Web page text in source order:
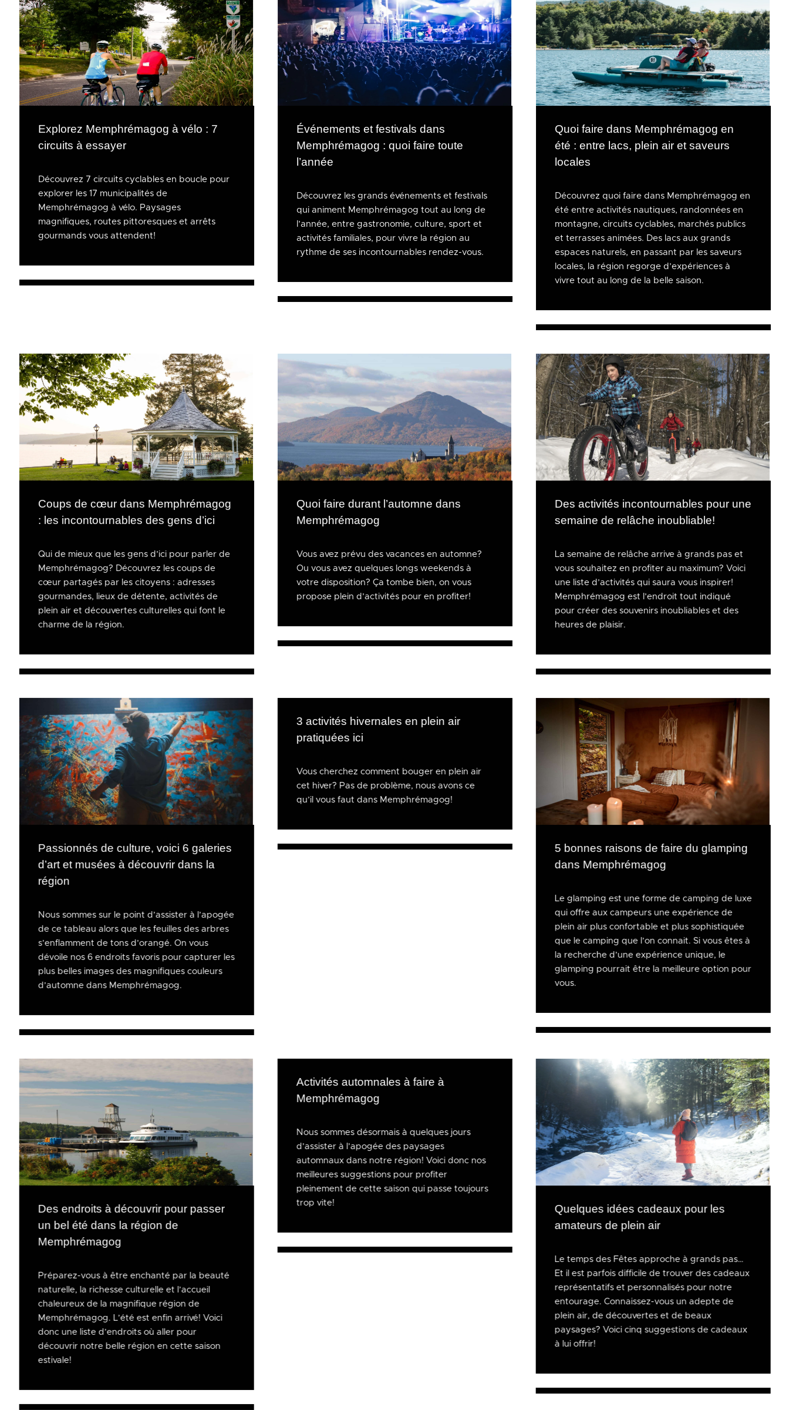
Explorez Memphrémagog à vélo : 7
circuits à essayer
Découvrez 7 circuits cyclables en boucle pour
explorer les 17 municipalités de
Memphrémagog à vélo. Paysages
magnifiques, routes pittoresques et arrêts
gourmands vous attendent!
Événements et festivals dans
Memphrémagog : quoi faire toute
l’année
Découvrez les grands événements et festivals
qui animent Memphrémagog tout au long de
l’année, entre gastronomie, culture, sport et
activités familiales, pour vivre la région au
rythme de ses incontournables rendez-vous.
Quoi faire dans Memphrémagog en
été : entre lacs, plein air et saveurs
locales
Découvrez quoi faire dans Memphrémagog en
été entre activités nautiques, randonnées en
montagne, circuits cyclables, marchés publics
et terrasses animées. Des lacs aux grands
espaces naturels, en passant par les saveurs
locales, la région regorge d’expériences à
vivre tout au long de la belle saison.
Coups de cœur dans Memphrémagog
: les incontournables des gens d’ici
Qui de mieux que les gens d’ici pour parler de
Memphrémagog? Découvrez les coups de
cœur partagés par les citoyens : adresses
gourmandes, lieux de détente, activités de
plein air et découvertes culturelles qui font le
charme de la région.
Quoi faire durant l’automne dans
Memphrémagog
Vous avez prévu des vacances en automne?
Ou vous avez quelques longs weekends à
votre disposition? Ça tombe bien, on vous
propose plein d’activités pour en profiter!
Des activités incontournables pour une
semaine de relâche inoubliable!
La semaine de relâche arrive à grands pas et
vous souhaitez en profiter au maximum? Voici
une liste d’activités qui saura vous inspirer!
Memphrémagog est l’endroit tout indiqué
pour créer des souvenirs inoubliables et des
heures de plaisir.
Passionnés de culture, voici 6 galeries
d’art et musées à découvrir dans la
région
Nous sommes sur le point d’assister à l’apogée
de ce tableau alors que les feuilles des arbres
s’enflamment de tons d’orangé. On vous
dévoile nos 6 endroits favoris pour capturer les
plus belles images des magnifiques couleurs
d’automne dans Memphrémagog.
3 activités hivernales en plein air
pratiquées ici
Vous cherchez comment bouger en plein air
cet hiver? Pas de problème, nous avons ce
qu’il vous faut dans Memphrémagog!
5 bonnes raisons de faire du glamping
dans Memphrémagog
Le glamping est une forme de camping de luxe
qui offre aux campeurs une expérience de
plein air plus confortable et plus sophistiquée
que le camping que l’on connait. Si vous êtes à
la recherche d’une expérience unique, le
glamping pourrait être la meilleure option pour
vous.
Des endroits à découvrir pour passer
un bel été dans la région de
Memphrémagog
Préparez-vous à être enchanté par la beauté
naturelle, la richesse culturelle et l’accueil
chaleureux de la magnifique région de
Memphrémagog. L’été est enfin arrivé! Voici
donc une liste d’endroits où aller pour
découvrir notre belle région en cette saison
estivale!
Activités automnales à faire à
Memphrémagog
Nous sommes désormais à quelques jours
d’assister à l’apogée des paysages
automnaux dans notre région! Voici donc nos
meilleures suggestions pour profiter
pleinement de cette saison qui passe toujours
trop vite! Quelques idées cadeaux pour les
amateurs de plein air
Le temps des Fêtes approche à grands pas…
Et il est parfois difficile de trouver des cadeaux
représentatifs et personnalisés pour notre
entourage. Connaissez-vous un adepte de
plein air, de découvertes et de beaux
paysages? Voici cinq suggestions de cadeaux
à lui offrir!